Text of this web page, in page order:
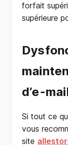
forfait
supérieure
d’e-
Si tout ce
vous
site